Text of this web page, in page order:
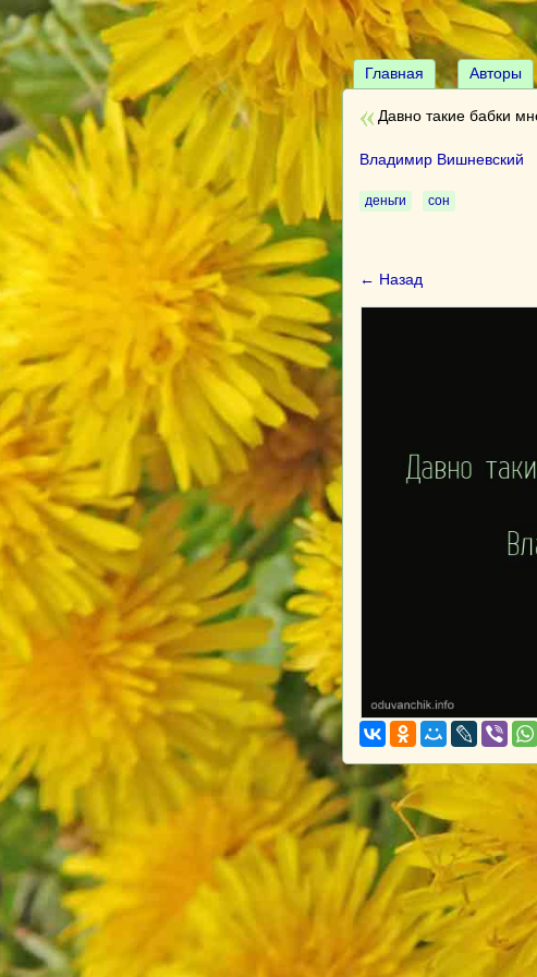
Главная Авторы
Давно такие бабки
Владимир Вишневский
деньги сон
← Назад